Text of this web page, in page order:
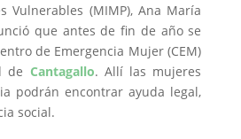
Vulnerables (MIMP), Ana María
que antes de fin de año se
de Emergencia Mujer (CEM)
de Cantagallo. Allí las mujeres
podrán encontrar ayuda legal,
social.